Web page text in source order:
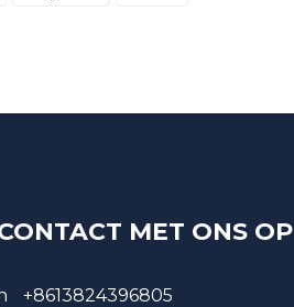
MET ONS OP
+8613824396805